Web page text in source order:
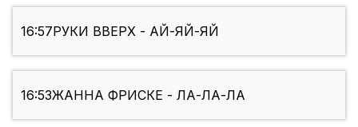
16:57РУКИ ВВЕРХ - АЙ-ЯЙ-ЯЙ
16:53ЖАННА ФРИСКЕ - ЛА-ЛА-ЛА